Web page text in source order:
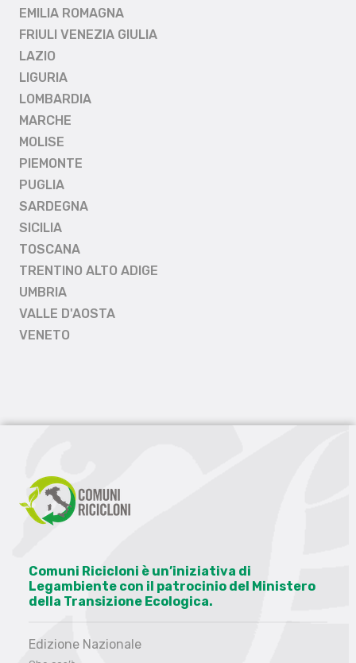
EMILIA ROMAGNA
FRIULI VENEZIA GIULIA
LAZIO
LIGURIA
LOMBARDIA
MARCHE
MOLISE
PIEMONTE
PUGLIA
SARDEGNA
SICILIA
TOSCANA
TRENTINO ALTO ADIGE
UMBRIA
VALLE D'AOSTA
VENETO
Comuni Ricicloni è un’iniziativa di
Legambiente con il patrocinio del Ministero
della Transizione Ecologica.
Edizione Nazionale